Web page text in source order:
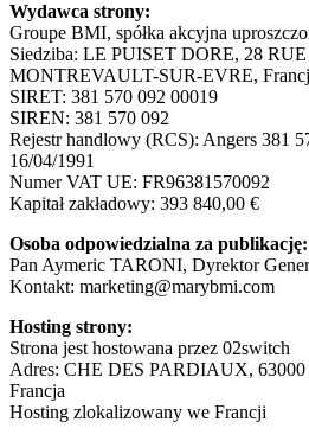
Wydawca strony:
Groupe BMI, spółka akcyjna
Siedziba: LE PUISET DORE, 28
MONTREVAULT-SUR-EVRE,
SIRET: 381 570 092 00019
SIREN: 381 570 092
Rejestr handlowy (RCS): Angers 381
16/04/1991
Numer VAT UE: FR96381570092
Kapitał zakładowy: 393 840,00 €
Osoba odpowiedzialna za publikację:
Pan Aymeric TARONI, Dyrektor
Kontakt: marketing@marybmi.com
Hosting strony:
Strona jest hostowana przez 02switch
Adres: CHE DES PARDIAUX,
Francja
Hosting zlokalizowany we Francji